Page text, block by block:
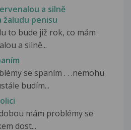
a silně
žaludu penisu
to bude již rok, co mám
a silně...
se spaním . . .nemohu
budím...
mám problémy se
dost...